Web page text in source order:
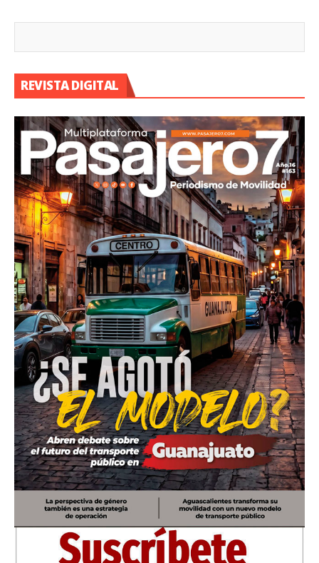
REVISTA DIGITAL